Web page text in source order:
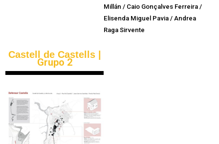
Millán / Caio Gonçalves Ferreira /
Elisenda Miguel Pavia / Andrea
Raga Sirvente
Castell de Castells |
Grupo 2